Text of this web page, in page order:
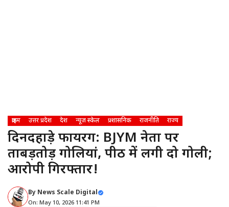
क्राइम उत्तर प्रदेश देश न्यूज़ स्केल प्रशासनिक राजनीति राज्य
दिनदहाड़े फायरिंग: BJYM नेता पर
ताबड़तोड़ गोलियां, पीठ में लगी दो गोली;
आरोपी गिरफ्तार!
By News Scale Digital
On: May 10, 2026 11:41 PM